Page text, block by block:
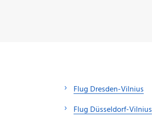
Flug Dresden-Vilnius
Flug Düsseldorf-Vilnius